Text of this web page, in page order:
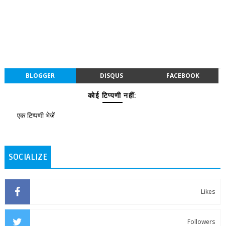
BLOGGER DISQUS FACEBOOK
कोई टिप्पणी नहीं:
एक टिप्पणी भेजें
SOCIALIZE
Likes
Followers